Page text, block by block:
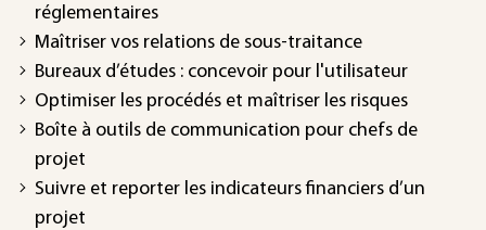
réglementaires
Maîtriser vos relations de sous-traitance
Bureaux d’études : concevoir pour l'utilisateur
Optimiser les procédés et maîtriser les risques
Boîte à outils de communication pour chefs de
projet
Suivre et reporter les indicateurs financiers d’un
projet